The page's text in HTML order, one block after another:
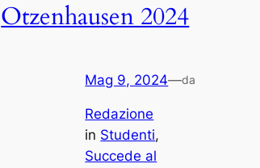
Otzenhausen 2024
Mag 9, 2024—da
Redazione
in Studenti
Succede al